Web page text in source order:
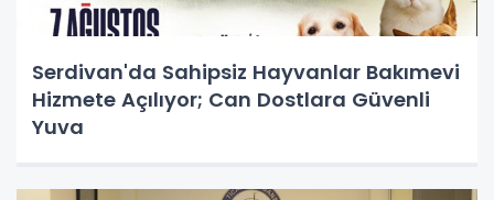
Serdivan'da Sahipsiz Hayvanlar Bakımevi
Hizmete Açılıyor; Can Dostlara Güvenli
Yuva